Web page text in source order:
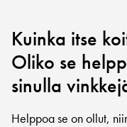
Kuinka itse
Oliko se
sinulla
Helppoa se on ollut,